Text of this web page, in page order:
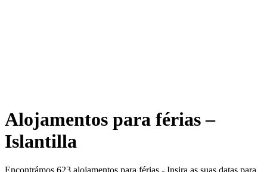
Alojamentos para férias –
Islantilla